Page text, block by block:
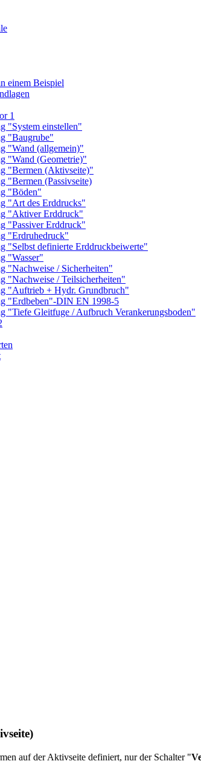
einem Beispiel
1
"System einstellen"
"Baugrube"
"Wand (allgemein)"
"Wand (Geometrie)"
"Bermen (Aktivseite)"
(Passivseite)
"Böden"
"Art des Erddrucks"
"Aktiver Erddruck"
"Passiver Erddruck"
"Erdruhedruck"
definierte Erddruckbeiwerte"
"Wasser"
/ Sicherheiten"
/ Teilsicherheiten"
"Auftrieb + Hydr. Grundbruch"
"Erdbeben"-DIN EN 1998-5
Gleitfuge / Aufbruch Verankerungsboden"
auf der Aktivseite definiert, nur der Schalter "